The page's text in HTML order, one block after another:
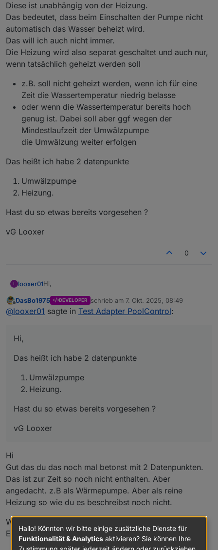
Diese ist unabhängig von der Heizung.
Das bedeutet, dass beim Einschalten der Pumpe nicht
automatisch das Wasser beheizt wird.
Das will ich auch nicht immer.
Die Heizung wird also separat geschaltet und auch nur,
wenn tatsächlich geheizt werden soll
z.B. soll nicht geheizt werden, wenn ich für eine
Zeit die Wassertemperatur niedrig belasse
oder wenn die Wassertemperatur bereits hoch
genug ist. Dabei soll aber ggf wegen der
Mindestlaufzeit der Umwälzpumpe
die Umwälzung weiter erfolgen
Das heißt ich habe 2 datenpunkte
Umwälzpumpe
Heizung.
Hast du so etwas bereits vorgesehen ?
vG Looxer
0
L looxer01Hi,
sehr schön wie sich das entwickelt :)
Bei mir ist es so, dass ich eine Umwälzpumpe habe.
Die Heizung wird also separat geschaltet und auch
Mindestlaufzeit der Umwälzpumpe
Heizung.
Hast du so etwas bereits vorgesehen ?
vG Looxer
Offline
DasBo1975 DEVELOPER schrieb am 7. Okt. 2025, 08:49
zuletzt editiert von
@looxer01 sagte in Test Adapter PoolControl:
Hi,
Das heißt ich habe 2 datenpunkte
Umwälzpumpe
Heizung.
Hast du so etwas bereits vorgesehen ?
vG Looxer
Hi
Gut das du das noch mal betonst mit 2 Datenpunkten.
Das ist zur Zeit so noch nicht enthalten. Aber
angedacht. z.B als Wärmepumpe. Aber als reine
Heizung so wie du es beschreibst noch nicht.
Welche Daten liefert denn dein Heizungsdatenpunkt?
Ein/Aus oder Temperatur?
Hallo! Könnten wir bitte einige zusätzliche Dienste für
Funktionalität & Analytics aktivieren? Sie können Ihre